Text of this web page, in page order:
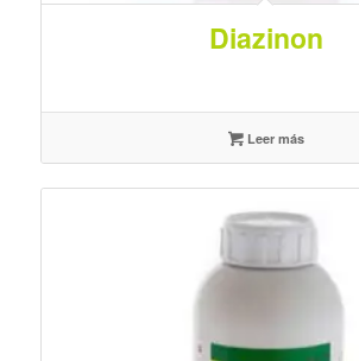
Diazinon
Leer más